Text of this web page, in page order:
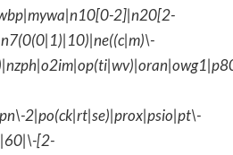
2]|n20[2-
2|po(ck|rt|se)|prox|psio|pt\-
[2-